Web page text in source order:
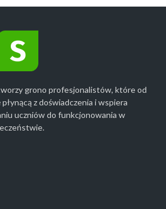
grono profesjonalistów, które od
z doświadczenia i wspiera
uczniów do funkcjonowania w